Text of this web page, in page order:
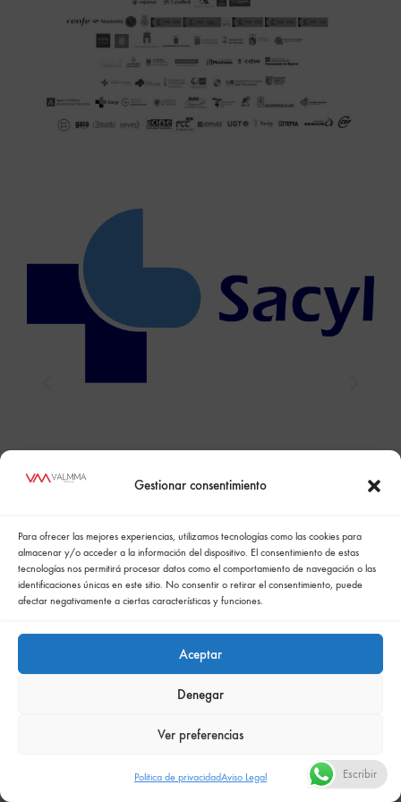
Gestionar consentimiento
Para ofrecer las mejores experiencias, utilizamos tecnologías como las cookies para
almacenar y/o acceder a la información del dispositivo. El consentimiento de estas
tecnologías nos permitirá procesar datos como el comportamiento de navegación o las
identificaciones únicas en este sitio. No consentir o retirar el consentimiento, puede
afectar negativamente a ciertas características y funciones.
Aceptar
Denegar
Ver preferencias
Politica de privacidadAviso Legal
equipamiento integral
oogle
Escribir